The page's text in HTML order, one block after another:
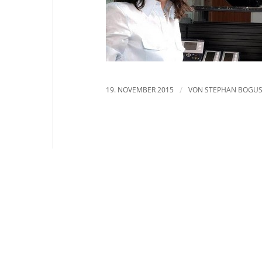
19. NOVEMBER 2015 / VON STEPHAN